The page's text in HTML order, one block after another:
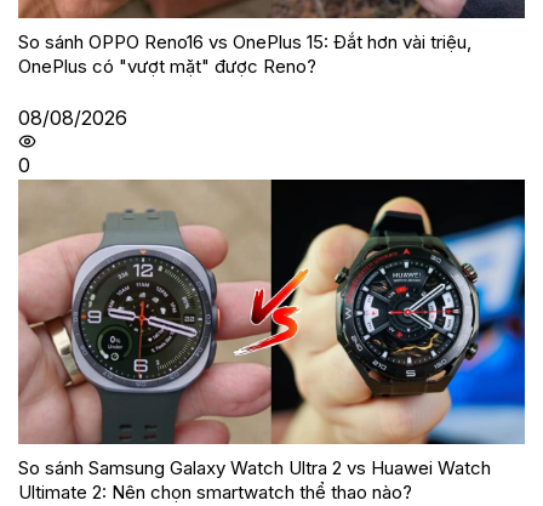
So sánh OPPO Reno16 vs OnePlus 15: Đắt hơn vài triệu,
OnePlus có "vượt mặt" được Reno?
08/08/2026
0
So sánh Samsung Galaxy Watch Ultra 2 vs Huawei Watch
Ultimate 2: Nên chọn smartwatch thể thao nào?